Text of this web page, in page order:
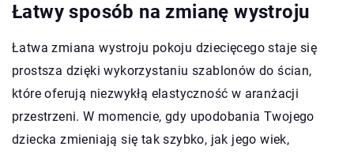
Łatwy sposób na zmianę wystroju
Łatwa zmiana wystroju pokoju dziecięcego staje się
prostsza dzięki wykorzystaniu szablonów do ścian,
które oferują niezwykłą elastyczność w aranżacji
przestrzeni. W momencie, gdy upodobania Twojego
dziecka zmieniają się tak szybko, jak jego wiek,